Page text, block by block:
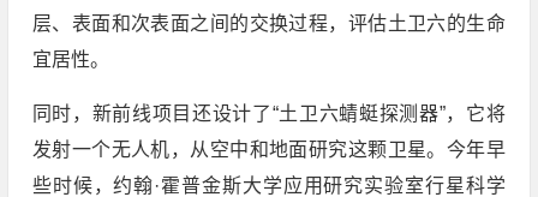
层、表面和次表面之间的交换过程，评估土卫六的生命
宜居性。
同时，新前线项目还设计了“土卫六蜻蜓探测器”，它将
发射一个无人机，从空中和地面研究这颗卫星。今年早
些时候，约翰·霍普金斯大学应用研究实验室行星科学